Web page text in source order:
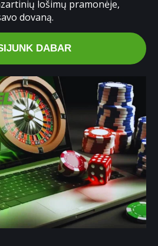
lošimų pramonėje,
dovaną.
DABAR